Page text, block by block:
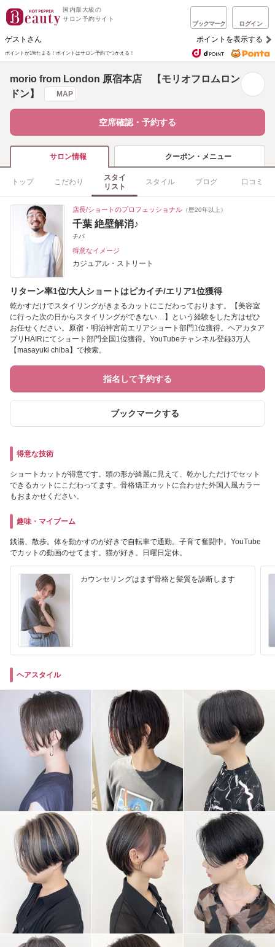
国内最大級の
サロン予約サイト
ブックマーク ログイン
ゲストさん ポイントを表示する
ポイントが1%たまる！ ポイントはサロン予約でつかえる！
morio from London 原宿本店 【モリオフロムロン
ドン】
MAP
空席確認・予約する
サロン情報 クーポン・メニュー
トップ こだわり
スタイ
リスト
スタイル ブログ 口コミ
店長/ショートのプロフェッショナル （歴20年以上）
千葉 絶壁解消♪
チバ
得意なイメージ
カジュアル・ストリート
リターン率1位/大人ショートはピカイチ/エリア1位獲得
乾かすだけでスタイリングがきまるカットにこだわっております。【美容室
に行った次の日からスタイリングができない…】という経験をした方はぜひ
お任せください。原宿・明治神宮前エリアショート部門1位獲得。ヘアカタア
プリHAIRにてショート部門全国1位獲得。YouTubeチャンネル登録3万人
【masayuki chiba】で検索。
指名して予約する
ブックマークする
得意な技術
ショートカットが得意です。頭の形が綺麗に見えて、乾かしただけでセット
できるカットにこだわってます。骨格矯正カットに合わせた外国人風カラー
もおまかせください。
趣味・マイブーム
銭湯、散歩。体を動かすのが好きで自転車で通勤。子育て奮闘中。YouTube
でカットの動画のせてます。猫が好き。日曜日定休。
カウンセリングはまず骨格と髪質を診断します
ヘアスタイル